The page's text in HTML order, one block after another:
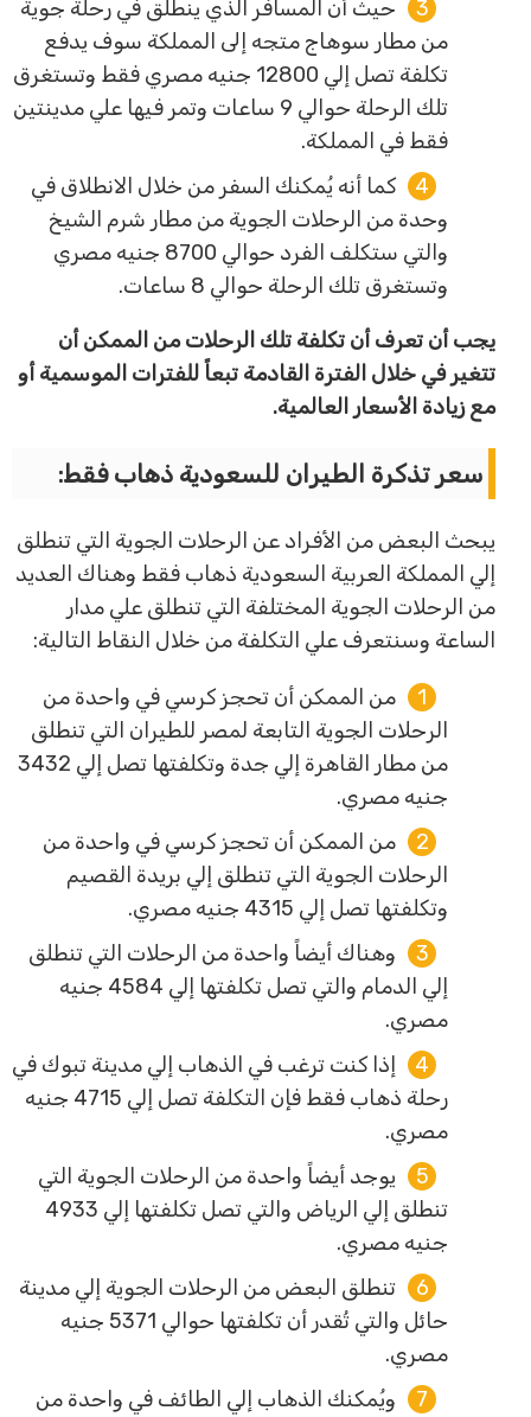
حيث أن المسافر الذي ينطلق في رحلة جوية
من مطار سوهاج متجه إلى المملكة سوف يدفع
تكلفة تصل إلي 12800 جنيه مصري فقط وتستغرق
تلك الرحلة حوالي 9 ساعات وتمر فيها علي مدينتين
فقط في المملكة.
كما أنه يُمكنك السفر من خلال الانطلاق في
وحدة من الرحلات الجوية من مطار شرم الشيخ
والتي ستكلف الفرد حوالي 8700 جنيه مصري
وتستغرق تلك الرحلة حوالي 8 ساعات.
يجب أن تعرف أن تكلفة تلك الرحلات من الممكن أن
تتغير في خلال الفترة القادمة تبعاً للفترات الموسمية أو
مع زيادة الأسعار العالمية.
سعر تذكرة الطيران للسعودية ذهاب فقط:
يبحث البعض من الأفراد عن الرحلات الجوية التي تنطلق
إلي المملكة العربية السعودية ذهاب فقط وهناك العديد
من الرحلات الجوية المختلفة التي تنطلق علي مدار
الساعة وسنتعرف علي التكلفة من خلال النقاط التالية:
من الممكن أن تحجز كرسي في واحدة من
الرحلات الجوية التابعة لمصر للطيران التي تنطلق
من مطار القاهرة إلي جدة وتكلفتها تصل إلي 3432
جنيه مصري.
من الممكن أن تحجز كرسي في واحدة من
الرحلات الجوية التي تنطلق إلي بريدة القصيم
وتكلفتها تصل إلي 4315 جنيه مصري.
وهناك أيضاً واحدة من الرحلات التي تنطلق
إلي الدمام والتي تصل تكلفتها إلي 4584 جنيه
مصري.
إذا كنت ترغب في الذهاب إلي مدينة تبوك في
رحلة ذهاب فقط فإن التكلفة تصل إلي 4715 جنيه
مصري.
يوجد أيضاً واحدة من الرحلات الجوية التي
تنطلق إلي الرياض والتي تصل تكلفتها إلي 4933
جنيه مصري.
تنطلق البعض من الرحلات الجوية إلي مدينة
حائل والتي تُقدر أن تكلفتها حوالي 5371 جنيه
مصري.
ويُمكنك الذهاب إلي الطائف في واحدة من